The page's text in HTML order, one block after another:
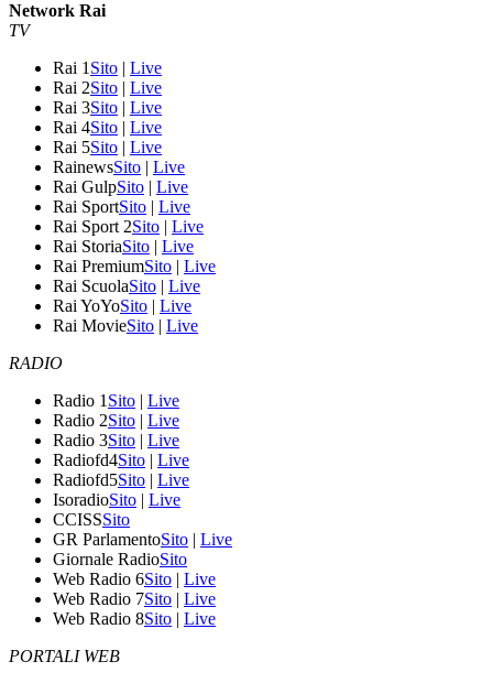
Network Rai
TV
Rai 1 Sito | Live
Rai 2Sito | Live
Rai 3Sito | Live
Rai 4Sito | Live
Rai 5Sito | Live
RainewsSito | Live
Rai GulpSito | Live
Rai SportSito | Live
Rai Sport 2Sito | Live
Rai StoriaSito | Live
Rai PremiumSito | Live
Rai ScuolaSito | Live
Rai YoYoSito | Live
Rai MovieSito | Live
RADIO
Radio 1 Sito | Live
Radio 2Sito | Live
Radio 3Sito | Live
Radiofd4Sito | Live
Radiofd5Sito | Live
IsoradioSito | Live
CCISSSito
GR ParlamentoSito | Live
Giornale RadioSito
Web Radio 6Sito | Live
Web Radio 7Sito | Live
Web Radio 8Sito | Live
PORTALI WEB